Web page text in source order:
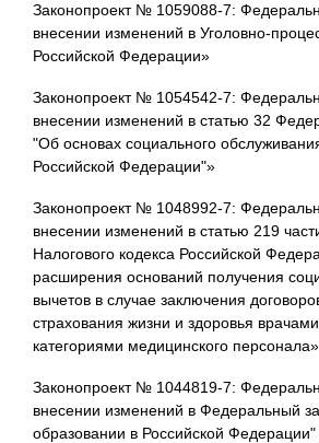
Законопроект № 1059088-7:
внесении изменений в Уголовно-
Российской Федерации»
Законопроект № 1054542-7:
внесении изменений в статью 32
"Об основах социального
Российской Федерации"»
Законопроект № 1048992-7:
внесении изменений в статью 219
Налогового кодекса Российской
расширения оснований получения
вычетов в случае заключения
страхования жизни и здоровья
категориями медицинского персонала»
Законопроект № 1044819-7:
внесении изменений в Федеральный
образовании в Российской Федерации"